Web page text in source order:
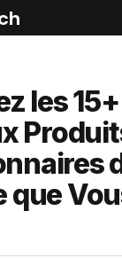
les 15+
que